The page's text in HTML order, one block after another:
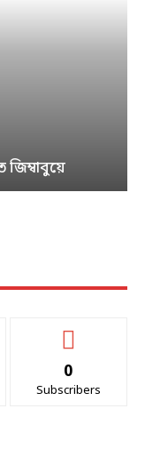
0
Subscribers